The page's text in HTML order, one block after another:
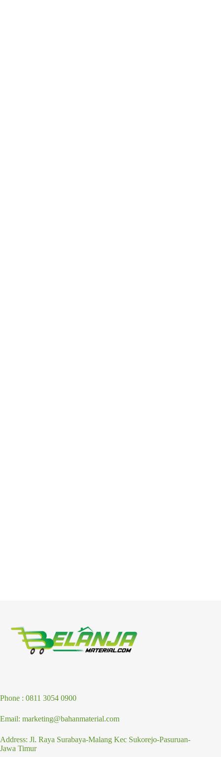
Phone : 0811 3054 0900
Email: marketing@bahanmaterial.com
Address: Jl. Raya Surabaya-Malang Kec Sukorejo-Pasuruan-
Jawa Timur